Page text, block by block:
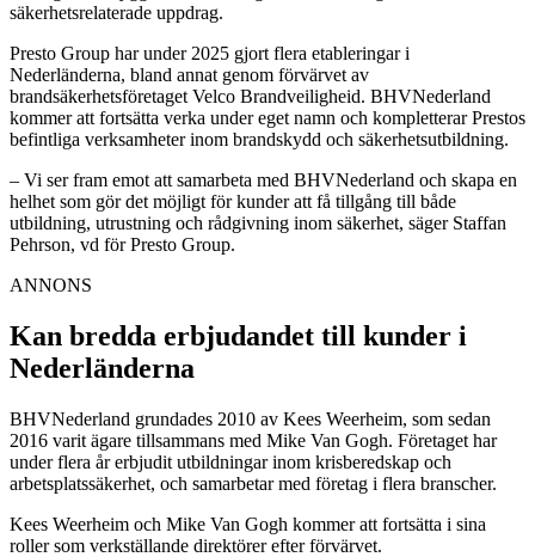
säkerhetsrelaterade uppdrag.
Presto Group har under 2025 gjort flera etableringar i
Nederländerna, bland annat genom förvärvet av
brandsäkerhetsföretaget Velco Brandveiligheid. BHVNederland
kommer att fortsätta verka under eget namn och kompletterar Prestos
befintliga verksamheter inom brandskydd och säkerhetsutbildning.
– Vi ser fram emot att samarbeta med BHVNederland och skapa en
helhet som gör det möjligt för kunder att få tillgång till både
utbildning, utrustning och rådgivning inom säkerhet, säger Staffan
Pehrson, vd för Presto Group.
ANNONS
Kan bredda erbjudandet till kunder i
Nederländerna
BHVNederland grundades 2010 av Kees Weerheim, som sedan
2016 varit ägare tillsammans med Mike Van Gogh. Företaget har
under flera år erbjudit utbildningar inom krisberedskap och
arbetsplats­säkerhet, och samarbetar med företag i flera branscher.
Kees Weerheim och Mike Van Gogh kommer att fortsätta i sina
roller som verkställande direktörer efter förvärvet.